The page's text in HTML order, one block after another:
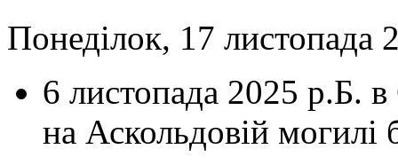
Понеділок, 17 листопада
6 листопада 2025 р.Б. в
на Аскольдовій могилі